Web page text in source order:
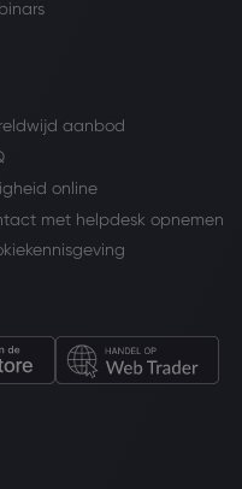
aanbod
online
met helpdesk opnemen